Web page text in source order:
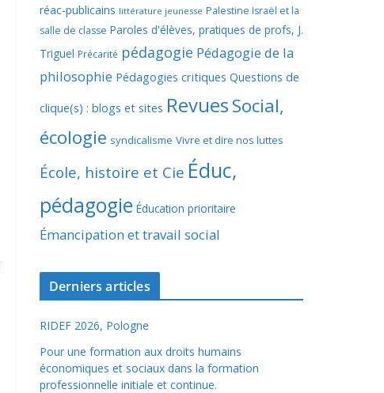
réac-publicains littérature jeunesse Palestine Israël et la
salle de classe Paroles d'élèves, pratiques de profs, J.
Triguel Précarité pédagogie Pédagogie de la
philosophie Pédagogies critiques Questions de
clique(s) : blogs et sites RevuesSocial,
écologie syndicalisme Vivre et dire nos luttes
École, histoire et Cie Éduc,
pédagogie Éducation prioritaire
Émancipation et travail social
Derniers articles
RIDEF 2026, Pologne
Pour une formation aux droits humains
économiques et sociaux dans la formation
professionnelle initiale et continue.